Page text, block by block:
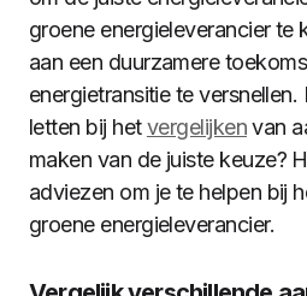
groene energieleverancier te
aan een duurzamere
energietransitie te
letten bij hetvergelijkenvan
maken van de juiste keuze?
adviezen om je te helpen bij
groene energieleverancier.